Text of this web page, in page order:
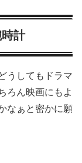
計
うしてもドラマ
ろん映画にもよ
なぁと密かに願